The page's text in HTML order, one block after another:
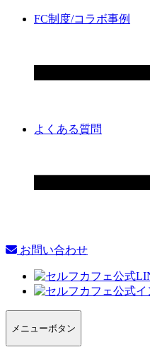
FC制度/コラボ事例
よくある質問
お問い合わせ
メニューボタン